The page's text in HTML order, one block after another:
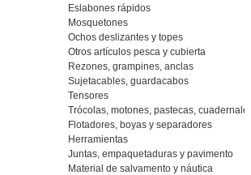
Eslabones rápidos
Mosquetones
Ochos deslizantes y topes
Otros artículos pesca y cubierta
Rezones, grampines, anclas
Sujetacables, guardacabos
Tensores
Trócolas, motones, pastecas, cuadernales
Flotadores, boyas y separadores
Herramientas
Juntas, empaquetaduras y pavimento
Material de salvamento y náutica